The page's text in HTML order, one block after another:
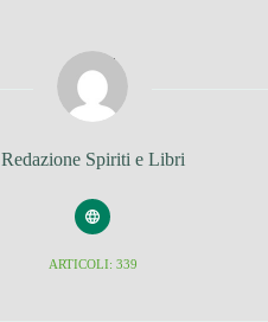
Redazione Spiriti e Libri
ARTICOLI: 339